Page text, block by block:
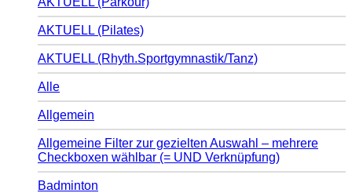
AKTUELL (Pilates)
AKTUELL (Rhyth.Sportgymnastik/Tanz)
Alle
Allgemein
Allgemeine Filter zur gezielten Auswahl – mehrere
Checkboxen wählbar (= UND Verknüpfung)
Badminton